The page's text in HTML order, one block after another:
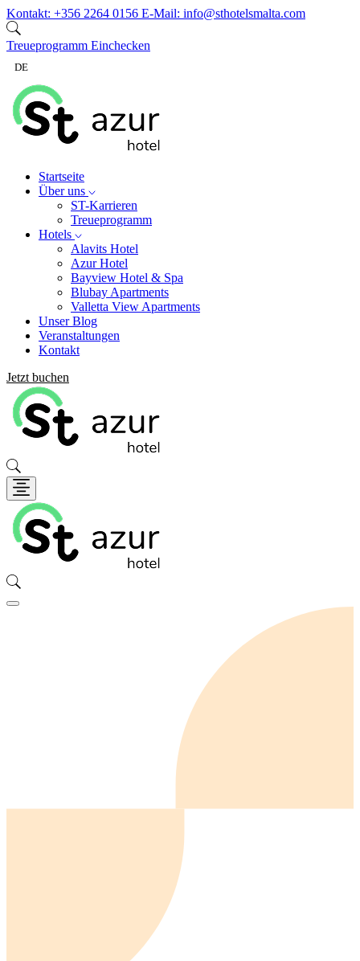
Zum Inhalt springen
Kontakt: +356 2264 0156 E-Mail: info@sthotelsmalta.com
Treueprogramm Einchecken
DE
Startseite
Über uns
ST-Karrieren
Treueprogramm
Hotels
Alavits Hotel
Azur Hotel
Bayview Hotel & Spa
Blubay Apartments
Valletta View Apartments
Unser Blog
Veranstaltungen
Kontakt
Jetzt buchen